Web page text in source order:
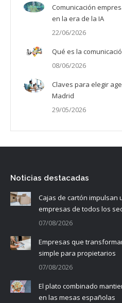
Comunicación
en la era de la IA
22/06/2026
Qué es la
08/06/2026
Claves para elegir
Madrid
29/05/2026
Noticias destacadas
Cajas de cartón impulsan
empresas de todos los
07/08/2026
Empresas que
simple para propietarios
07/08/2026
El plato combinado
en las mesas españolas